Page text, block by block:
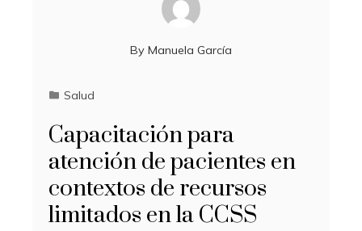
By Manuela García
Salud
Capacitación para
atención de pacientes en
contextos de recursos
limitados en la CCSS